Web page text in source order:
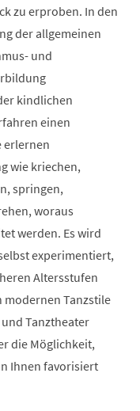
zu erproben. In den
der allgemeinen
und
kindlichen
einen
erlernen
wie kriechen,
springen,
woraus
werden. Es wird
experimentiert,
Altersstufen
modernen Tanzstile
Tanztheater
die Möglichkeit,
Ihnen favorisiert